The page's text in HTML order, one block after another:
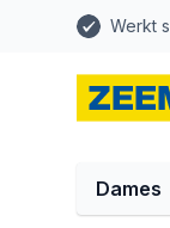
Werkt
Dames